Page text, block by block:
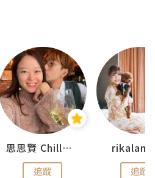
思思賢 ChillMyBabe
追蹤 追蹤